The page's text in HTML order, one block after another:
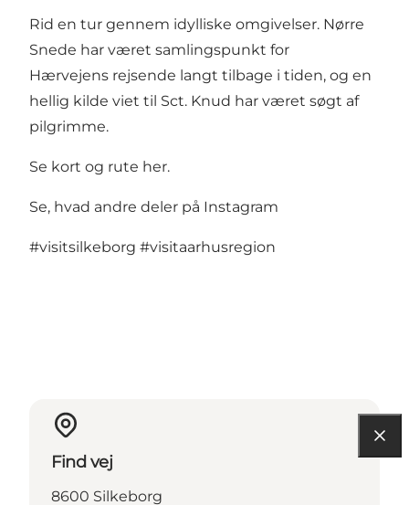
Rid en tur gennem idylliske omgivelser. Nørre
Snede har været samlingspunkt for
Hærvejens rejsende langt tilbage i tiden, og en
hellig kilde viet til Sct. Knud har været søgt af
pilgrimme.
Se kort og rute her.
Se, hvad andre deler på Instagram
#visitsilkeborg #visitaarhusregion
Find vej
8600 Silkeborg